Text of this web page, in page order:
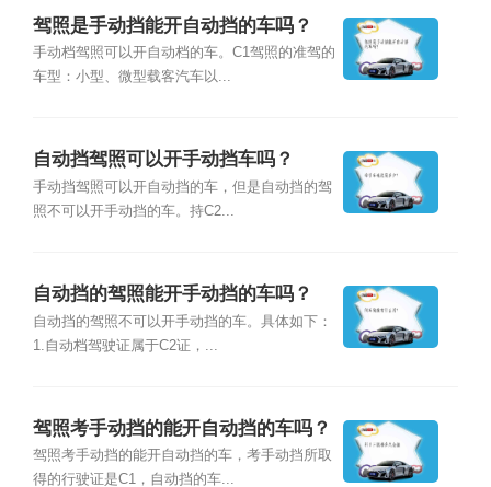
驾照是手动挡能开自动挡的车吗？
手动档驾照可以开自动档的车。C1驾照的准驾的
车型：小型、微型载客汽车以...
自动挡驾照可以开手动挡车吗？
手动挡驾照可以开自动挡的车，但是自动挡的驾
照不可以开手动挡的车。持C2...
自动挡的驾照能开手动挡的车吗？
自动挡的驾照不可以开手动挡的车。具体如下：
1.自动档驾驶证属于C2证，...
驾照考手动挡的能开自动挡的车吗？
驾照考手动挡的能开自动挡的车，考手动挡所取
得的行驶证是C1，自动挡的车...